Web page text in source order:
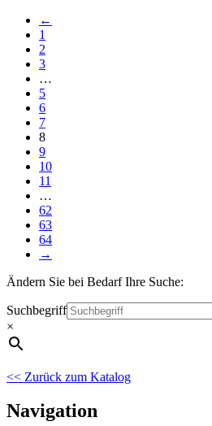
←
1
2
3
…
5
6
7
8
9
10
11
…
62
63
64
→
Ändern Sie bei Bedarf Ihre Suche:
Suchbegriff
×
<< Zurück zum Katalog
Navigation